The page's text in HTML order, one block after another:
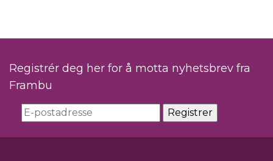
Registrér deg her for å motta nyhetsbrev fra
Frambu